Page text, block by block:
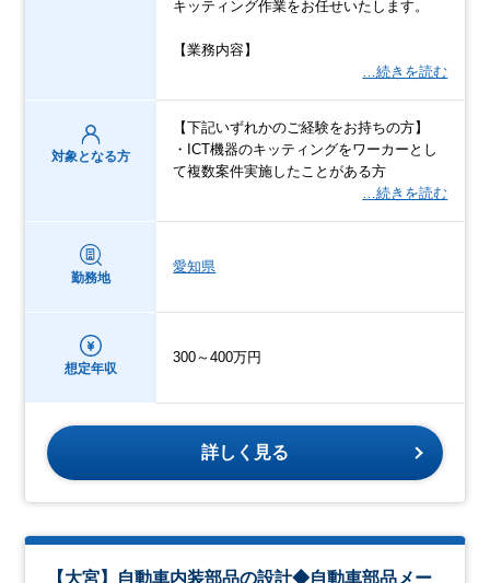
キッティング作業をお任せいたします。
【業務内容】
…続きを読む
対象となる方
【下記いずれかのご経験をお持ちの方】
・ICT機器のキッティングをワーカーとし
て複数案件実施したことがある方
…続きを読む
勤務地
愛知県
想定年収
300～400万円
詳しく見る
【大宮】自動車内装部品の設計◆自動車部品メー